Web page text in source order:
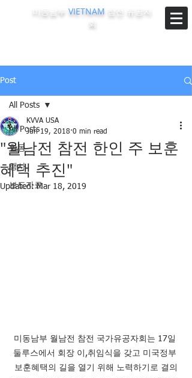
미동남부 VIETNAM 참전 유공자
회
Post
All Posts
활동
행사
보도자료
All Posts
"월남전 참전 한인 주 보훈
혜택 추진"
KVVA USA
Jun 19, 2018 0 min read
Updated:Mar 18, 2019
미동남부 월남전 참전 국가유공자회는 17일
둘루스에서 회장 이,취임식을 갖고 미국정부
보훈혜택의 길을 열기 위해 노력하기로 결의